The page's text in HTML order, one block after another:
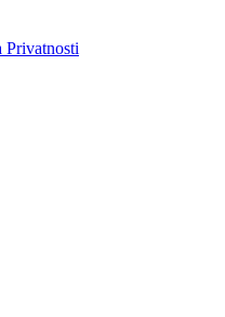
Privatnosti